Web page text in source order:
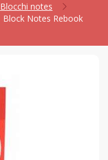
Blocchi notes
Block Notes Rebook